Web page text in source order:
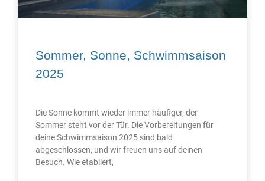
Sommer, Sonne, Schwimmsaison
2025
Die Sonne kommt wieder immer häufiger, der
Sommer steht vor der Tür. Die Vorbereitungen für
deine Schwimmsaison 2025 sind bald
abgeschlossen, und wir freuen uns auf deinen
Besuch. Wie etabliert,